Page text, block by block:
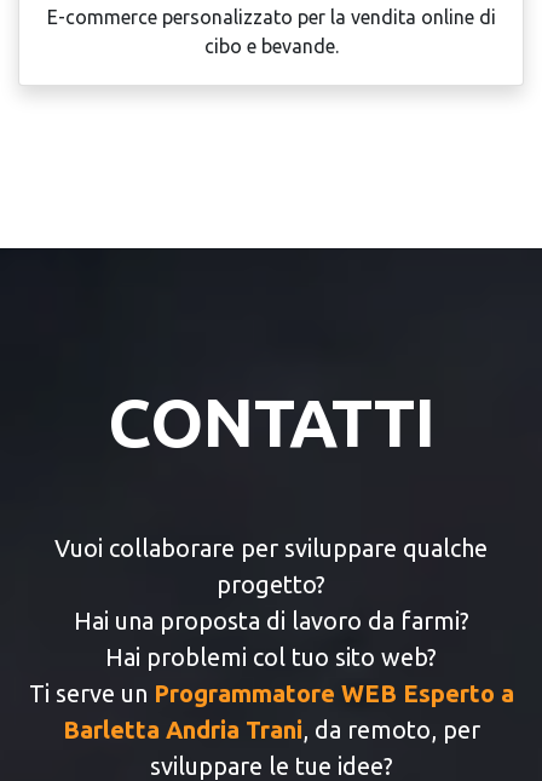
E-commerce personalizzato per la vendita online di
cibo e bevande.
CONTATTI
Vuoi collaborare per sviluppare qualche
progetto?
Hai una proposta di lavoro da farmi?
Hai problemi col tuo sito web?
Ti serve un Programmatore WEB Esperto a
Barletta Andria Trani , da remoto, per
sviluppare le tue idee?